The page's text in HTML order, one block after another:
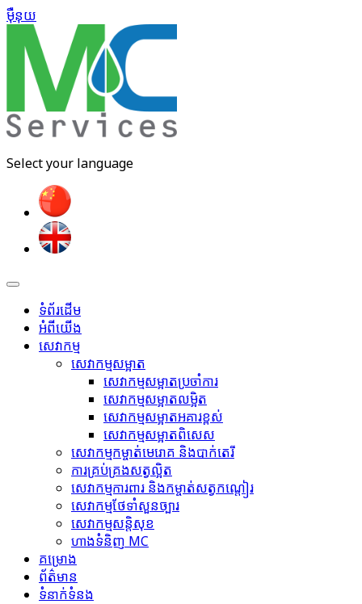
ម៉ឺនុយ​
Select your language
ទំព័រដើម
អំពីយើង
សេវាកម្ម
សេវាកម្មសម្អាត
សេវាកម្ម​សម្អាតប្រចាំការ
សេវាកម្ម​សម្អាត​លម្អិត
សេវាកម្ម​សម្អាត​អគារខ្ពស់
សេវាកម្ម​សម្អាត​ពិសេស
សេវាកម្ម​កម្ចាត់​មេរោគ និងបាក់តេរី
ការគ្រប់គ្រង​សត្វល្អិត​
សេវាកម្ម​ការពារ និងកម្ចាត់​សត្វកណ្តៀរ
សេវាកម្ម​ថែទាំ​សួនច្បារ
សេវាកម្ម​សន្តិសុខ
ហាង​ទំនិញ MC
គ​ម្រោ​ង
ព័ត៌មាន
ទំនាក់ទំនង